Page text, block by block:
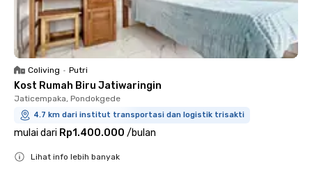
Coliving • Putri
Kost Rumah Biru Jatiwaringin
Jaticempaka, Pondokgede
4.7 km dari institut transportasi dan logistik trisakti
mulai dari Rp1.400.000 /bulan
Lihat info lebih banyak